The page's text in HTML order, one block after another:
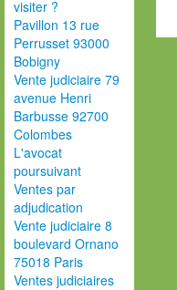
visiter ?
Pavillon 13 rue
Perrusset 93000
Bobigny
Vente judiciaire 79
avenue Henri
Barbusse 92700
Colombes
L'avocat
poursuivant
Ventes par
adjudication
Vente judiciaire 8
boulevard Ornano
75018 Paris
Ventes judiciaires